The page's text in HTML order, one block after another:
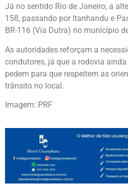
Já no sentido Rio de Janeiro, a
158, passando por Itanhandu e
BR-116 (Via Dutra) no município
As autoridades reforçam a
condutores, já que a rodovia
pedem para que respeitem as
trânsito no local.
Imagem: PRF